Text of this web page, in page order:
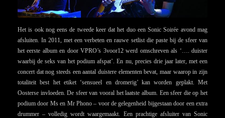
Het is ook nog eens de tweede keer dat het duo een Sonic Soirée avond mag
afsluiten. In 2011, met een verbeten en rauwe setlist die paste bij de sfeer van
het eerste album en door VPRO’s 3voor12 werd omschreven als ‘…. duister
waarbij de seks van het podium afspat’. En nu, precies drie jaar later, met een
concert dat nog steeds een aantal duistere elementen bevat, maar waarop in zijn
totaliteit best het etiket ‘sensueel en dromerig’ kan worden geplakt. Met
Oosterse invloeden. De sfeer van vooral het laatste album. Een sfeer die op het
podium door Ms en Mr Phono – voor de gelegenheid bijgestaan door een extra
drummer – volledig wordt waargemaakt. Een prachtige afsluiter van Sonic